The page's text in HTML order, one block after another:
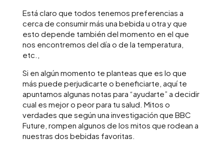
Está claro que todos tenemos preferencias a
cerca de consumir más una bebida u otra y que
esto depende también del momento en el que
nos encontremos del día o de la temperatura,
etc.,
Si en algún momento te planteas que es lo que
más puede perjudicarte o beneficiarte, aquí te
apuntamos algunas notas para “ayudarte” a decidir
cual es mejor o peor para tu salud. Mitos o
verdades que según una investigación que BBC
Future, rompen algunos de los mitos que rodean a
nuestras dos bebidas favoritas.